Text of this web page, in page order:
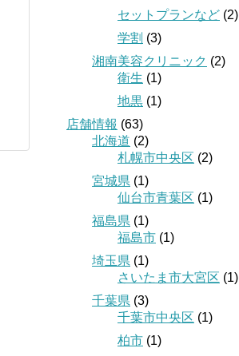
セットプランなど (2)
学割 (3)
湘南美容クリニック (2)
衛生 (1)
地黒 (1)
店舗情報 (63)
北海道 (2)
札幌市中央区 (2)
宮城県 (1)
仙台市青葉区 (1)
福島県 (1)
福島市 (1)
埼玉県 (1)
さいたま市大宮区 (1)
千葉県 (3)
千葉市中央区 (1)
柏市 (1)